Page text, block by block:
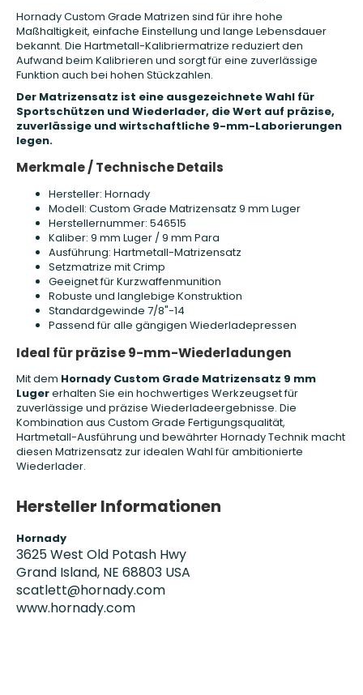
Hornady Custom Grade Matrizen sind für ihre hohe
Maßhaltigkeit, einfache Einstellung und lange Lebensdauer
bekannt. Die Hartmetall-Kalibriermatrize reduziert den
Aufwand beim Kalibrieren und sorgt für eine zuverlässige
Funktion auch bei hohen Stückzahlen.
Der Matrizensatz ist eine ausgezeichnete Wahl für
Sportschützen und Wiederlader, die Wert auf präzise,
zuverlässige und wirtschaftliche 9-mm-Laborierungen
legen.
Merkmale / Technische Details
Hersteller: Hornady
Modell: Custom Grade Matrizensatz 9 mm Luger
Herstellernummer: 546515
Kaliber: 9 mm Luger / 9 mm Para
Ausführung: Hartmetall-Matrizensatz
Setzmatrize mit Crimp
Geeignet für Kurzwaffenmunition
Robuste und langlebige Konstruktion
Standardgewinde 7/8"-14
Passend für alle gängigen Wiederladepressen
Ideal für präzise 9-mm-Wiederladungen
Mit dem Hornady Custom Grade Matrizensatz 9 mm
Lugererhalten Sie ein hochwertiges Werkzeugset für
zuverlässige und präzise Wiederladeergebnisse. Die
Kombination aus Custom Grade Fertigungsqualität,
Hartmetall-Ausführung und bewährter Hornady Technik macht
diesen Matrizensatz zur idealen Wahl für ambitionierte
Wiederlader.
Hersteller Informationen
Hornady
3625 West Old Potash Hwy
Grand Island, NE 68803 USA
scatlett@hornady.com
www.hornady.com